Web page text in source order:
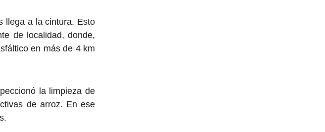
llega a la cintura. Esto
de localidad, donde,
en más de 4 km
la limpieza de
de arroz. En ese